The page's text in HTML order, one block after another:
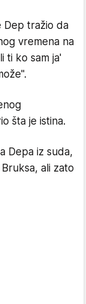
Dep tražio da
vremena na
ti ko sam ja'
šta je istina.
Depa iz suda,
ali zato